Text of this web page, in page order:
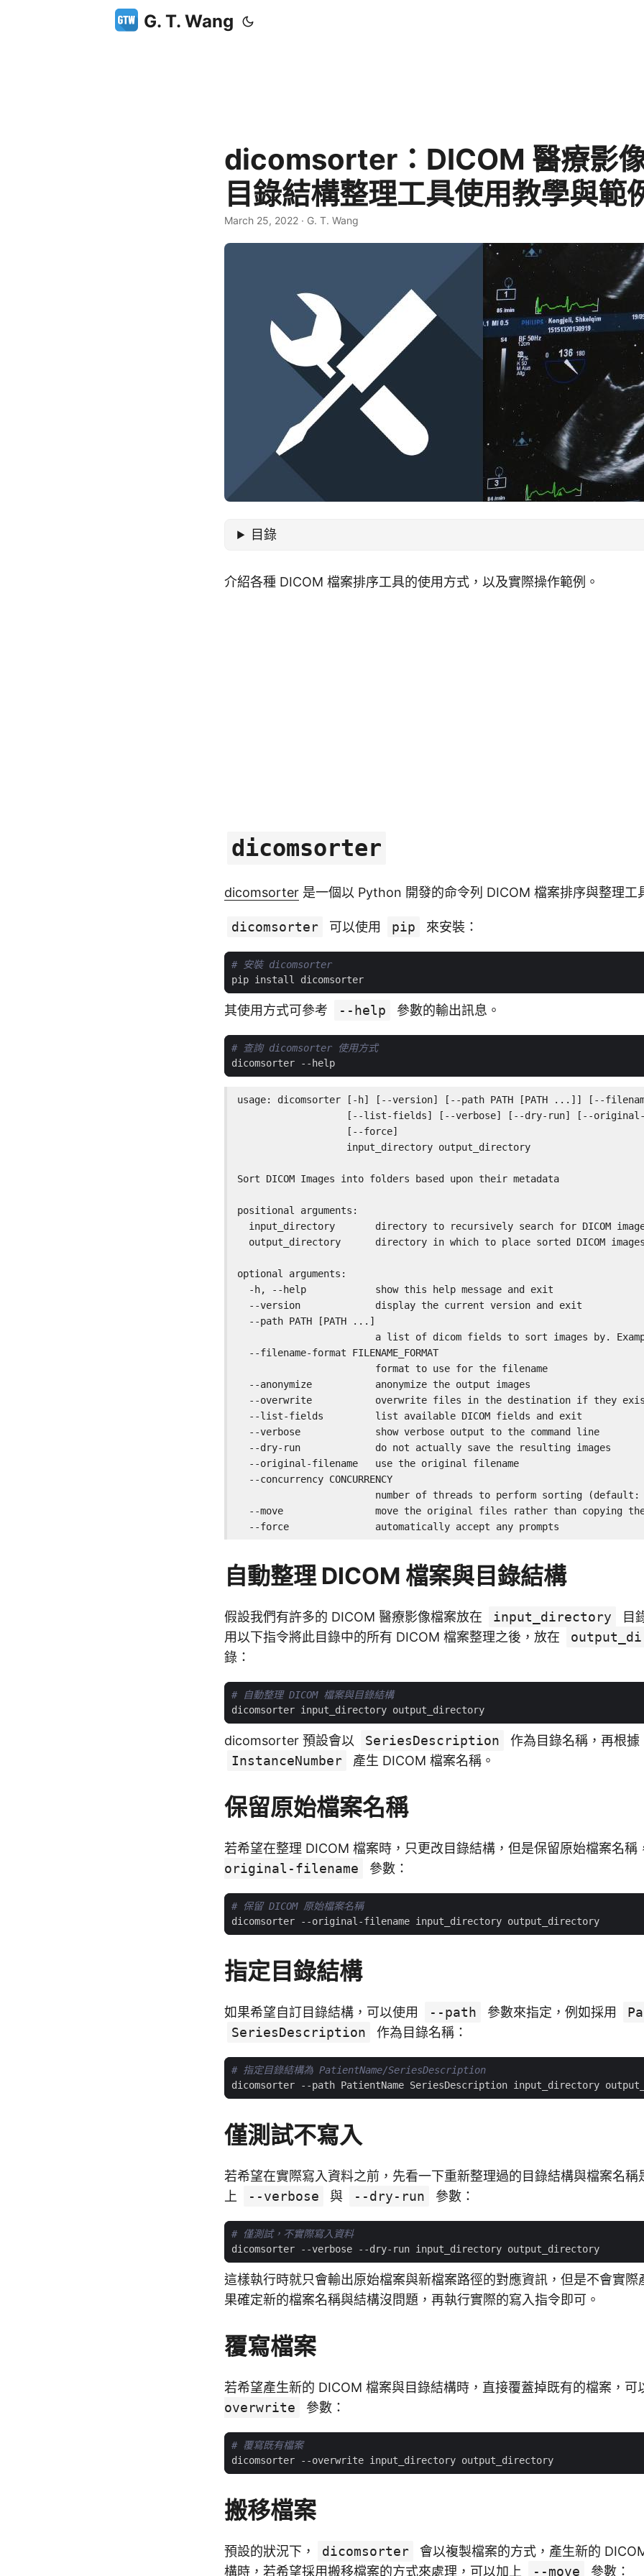
G. T. Wang
dicomsorter：DICOM 醫療影
目錄結構整理工具使用教學與範
March 25, 2022 · G. T. Wang
目錄
介紹各種 DICOM 檔案排序工具的使用方式，以及實際操作範例。
dicomsorter
dicomsorter 是一個以 Python 開發的命令列 DICOM 檔案排序與整理工
dicomsorter 可以使用 pip 來安裝：
# 安裝 dicomsorter
其使用方式可參考 --help 參數的輸出訊息。
# 查詢 dicomsorter 使用方式
usage: dicomsorter [-h] [--version] [--path PATH [PATH ...]] [--filename-
[--list-fields] [--verbose] [--dry-run] [--
                   [--force]
                   input_directory output_directory
Sort DICOM Images into folders based upon their metadata
positional arguments:
input_directory       directory to recursively search for DICOM
output_directory      directory in which to place sorted DICOM
optional arguments:
  -h, --help            show this help message and exit
  --version             display the current version and exit
  --path PATH [PATH ...]
a list of dicom fields to sort images by.
  --filename-format FILENAME_FORMAT
                        format to use for the filename
  --anonymize           anonymize the output images
--overwrite           overwrite files in the destination if they
  --list-fields         list available DICOM fields and exit
  --verbose             show verbose output to the command line
  --dry-run             do not actually save the resulting images
  --original-filename   use the original filename
  --concurrency CONCURRENCY
number of threads to perform sorting (default:
--move                move the original files rather than copying
  --force               automatically accept any prompts
自動整理 DICOM 檔案與目錄結構
假設我們有許多的 DICOM 醫療影像檔案放在 input_directory
目
用以下指令將此目錄中的所有 DICOM 檔案整理之後，放在
錄：
# 自動整理 DICOM 檔案與目錄結構
dicomsorter 預設會以 SeriesDescription
作為目錄名稱，再根據
InstanceNumber
產生 DICOM 檔案名稱。
保留原始檔案名稱
若希望在整理 DICOM 檔案時，只更改目錄結構，但是保留原始檔案名
original-filename
參數：
# 保留 DICOM 原始檔案名稱
指定目錄結構
如果希望自訂目錄結構，可以使用 --path 參數來指定，例如採用
SeriesDescription
作為目錄名稱：
# 指定目錄結構為 PatientName/SeriesDescription
僅測試不寫入
若希望在實際寫入資料之前，先看一下重新整理過的目錄結構與檔案名稱
上
--verbose 與 --dry-run 參數：
# 僅測試，不實際寫入資料
這樣執行時就只會輸出原始檔案與新檔案路徑的對應資訊，但是不會實際
果確定新的檔案名稱與結構沒問題，再執行實際的寫入指令即可。
覆寫檔案
若希望產生新的 DICOM 檔案與目錄結構時，直接覆蓋掉既有的檔案，
overwrite
參數：
# 覆寫既有檔案
搬移檔案
預設的狀況下， dicomsorter
會以複製檔案的方式，產生新的
構時，若希望採用搬移檔案的方式來處理，可以加上
--move 參數：